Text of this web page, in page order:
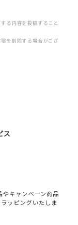
る内容を投稿すること
を削除する場合がござ
ス
キャンペーン商品
ッピングいたしま